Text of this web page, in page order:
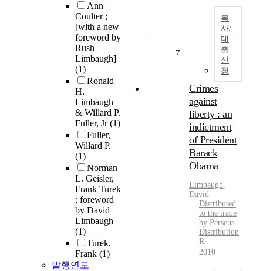
Ann
Coulter ;
[with a new
foreword by
Rush
Limbaugh]
(1)
Ronald
H.
Limbaugh
& Willard P.
Fuller, Jr(1)
Fuller,
Willard P.
(1)
Norman
L. Geisler,
Frank Turek
; foreword
by David
Limbaugh
(1)
Turek,
Frank (1)
발행연도
복
사/
대
출
신
청
7
Crimes
against
liberty : an
indictment
of President
Barack
Obama
Limbaugh,
David
Distributed
to the trade
by Perseus
Distribution
R
2010